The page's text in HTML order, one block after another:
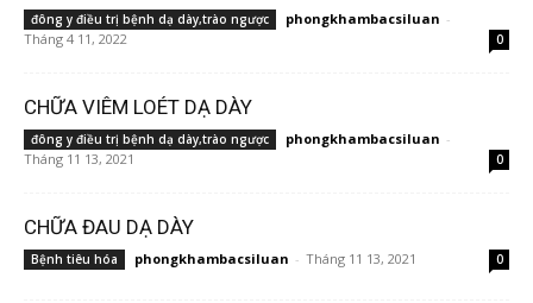
đông y điều trị bệnh dạ dày,trào ngược phongkhambacsiluan -
Tháng 4 11, 2022
0
CHỮA VIÊM LOÉT DẠ DÀY
đông y điều trị bệnh dạ dày,trào ngược phongkhambacsiluan -
Tháng 11 13, 2021
0
CHỮA ĐAU DẠ DÀY
Bệnh tiêu hóa phongkhambacsiluan - Tháng 11 13, 2021 0